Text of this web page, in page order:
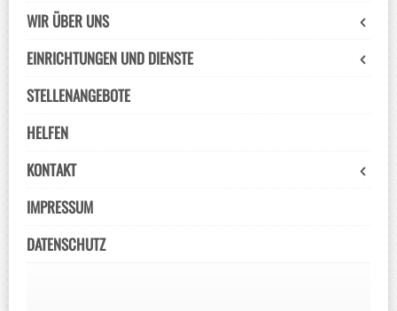
WIR ÜBER UNS
EINRICHTUNGEN UND DIENSTE
STELLENANGEBOTE
HELFEN
KONTAKT
IMPRESSUM
DATENSCHUTZ